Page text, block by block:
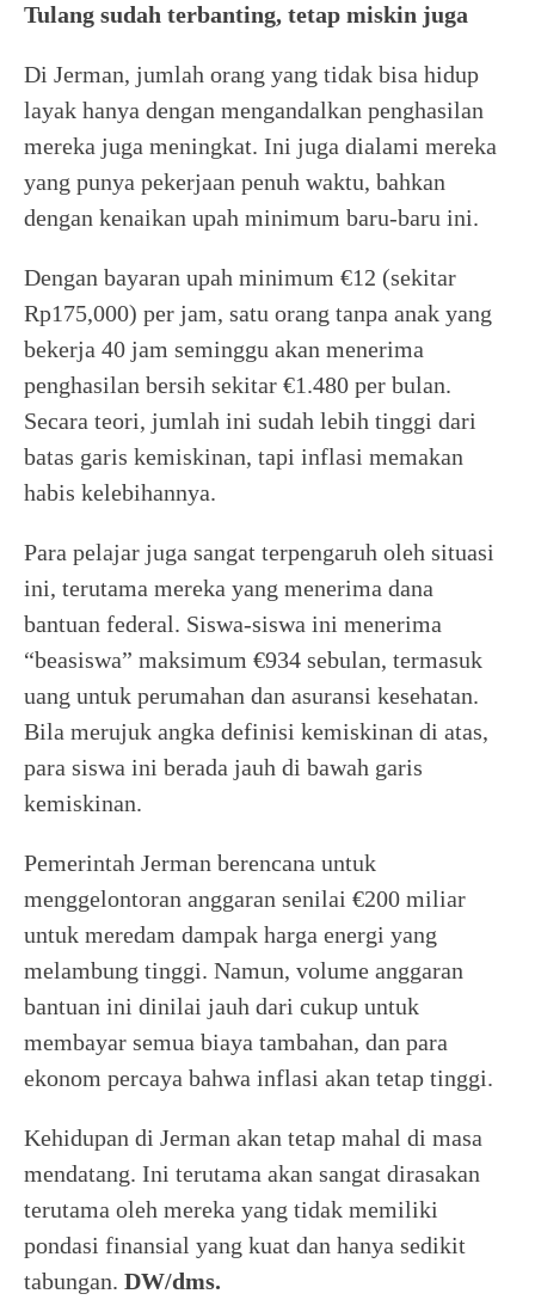
Tulang sudah terbanting, tetap miskin juga
Di Jerman, jumlah orang yang tidak bisa hidup
layak hanya dengan mengandalkan penghasilan
mereka juga meningkat. Ini juga dialami mereka
yang punya pekerjaan penuh waktu, bahkan
dengan kenaikan upah minimum baru-baru ini.
Dengan bayaran upah minimum €12 (sekitar
Rp175,000) per jam, satu orang tanpa anak yang
bekerja 40 jam seminggu akan menerima
penghasilan bersih sekitar €1.480 per bulan.
Secara teori, jumlah ini sudah lebih tinggi dari
batas garis kemiskinan, tapi inflasi memakan
habis kelebihannya.
Para pelajar juga sangat terpengaruh oleh situasi
ini, terutama mereka yang menerima dana
bantuan federal. Siswa-siswa ini menerima
“beasiswa” maksimum €934 sebulan, termasuk
uang untuk perumahan dan asuransi kesehatan.
Bila merujuk angka definisi kemiskinan di atas,
para siswa ini berada jauh di bawah garis
kemiskinan.
Pemerintah Jerman berencana untuk
menggelontoran anggaran senilai €200 miliar
untuk meredam dampak harga energi yang
melambung tinggi. Namun, volume anggaran
bantuan ini dinilai jauh dari cukup untuk
membayar semua biaya tambahan, dan para
ekonom percaya bahwa inflasi akan tetap tinggi.
Kehidupan di Jerman akan tetap mahal di masa
mendatang. Ini terutama akan sangat dirasakan
terutama oleh mereka yang tidak memiliki
pondasi finansial yang kuat dan hanya sedikit
tabungan. DW/dms.